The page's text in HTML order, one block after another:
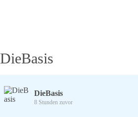
DieBasis
DieBasis
8 Stunden zuvor